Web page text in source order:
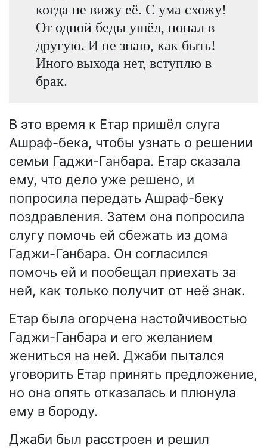
когда не вижу её. С ума схожу!
От одной беды ушёл, попал в
другую. И не знаю, как быть!
Иного выхода нет, вступлю в
брак.
В это время к Етар пришёл слуга
Ашраф-бека, чтобы узнать о решении
семьи Гаджи-Ганбара. Етар сказала
ему, что дело уже решено, и
попросила передать Ашраф-беку
поздравления. Затем она попросила
слугу помочь ей сбежать из дома
Гаджи-Ганбара. Он согласился
помочь ей и пообещал приехать за
ней, как только получит от неё знак.
Етар была огорчена настойчивостью
Гаджи-Ганбара и его желанием
жениться на ней. Джаби пытался
уговорить Етар принять предложение,
но она опять отказалась и плюнула
ему в бороду.
Джаби был расстроен и решил